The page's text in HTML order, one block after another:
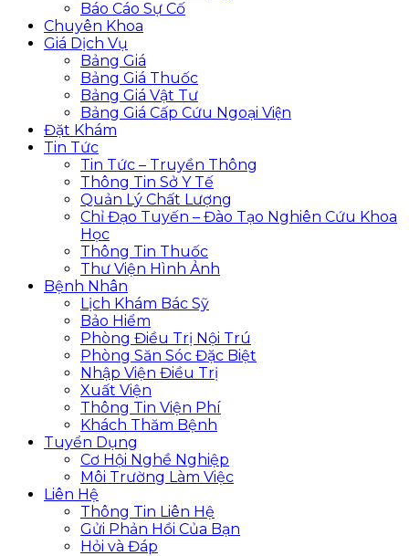
Báo Cáo Sự Cố
Chuyên Khoa
Giá Dịch Vụ
Bảng Giá
Bảng Giá Thuốc
Bảng Giá Vật Tư
Bảng Giá Cấp Cứu Ngoại Viện
Đặt Khám
Tin Tức
Tin Tức – Truyền Thông
Thông Tin Sở Y Tế
Quản Lý Chất Lượng
Chỉ Đạo Tuyến – Đào Tạo Nghiên Cứu Khoa
Học
Thông Tin Thuốc
Thư Viện Hình Ảnh
Bệnh Nhân
Lịch Khám Bác Sỹ
Bảo Hiểm
Phòng Điều Trị Nội Trú
Phòng Săn Sóc Đặc Biệt
Nhập Viện Điều Trị
Xuất Viện
Thông Tin Viện Phí
Khách Thăm Bệnh
Tuyển Dụng
Cơ Hội Nghề Nghiệp
Môi Trường Làm Việc
Liên Hệ
Thông Tin Liên Hệ
Gửi Phản Hồi Của Bạn
Hỏi và Đáp